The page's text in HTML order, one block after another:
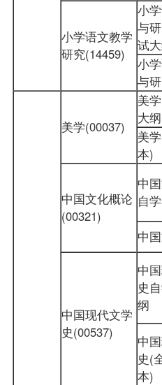
小学语文教学
研究(14459)
小
与
试
小
与
美学(00037)
美
大纲
美
本)
中国文化概论
(00321)
中
自
中
中国现代文学
史(00537)
中
史
纲
中
史(
本)